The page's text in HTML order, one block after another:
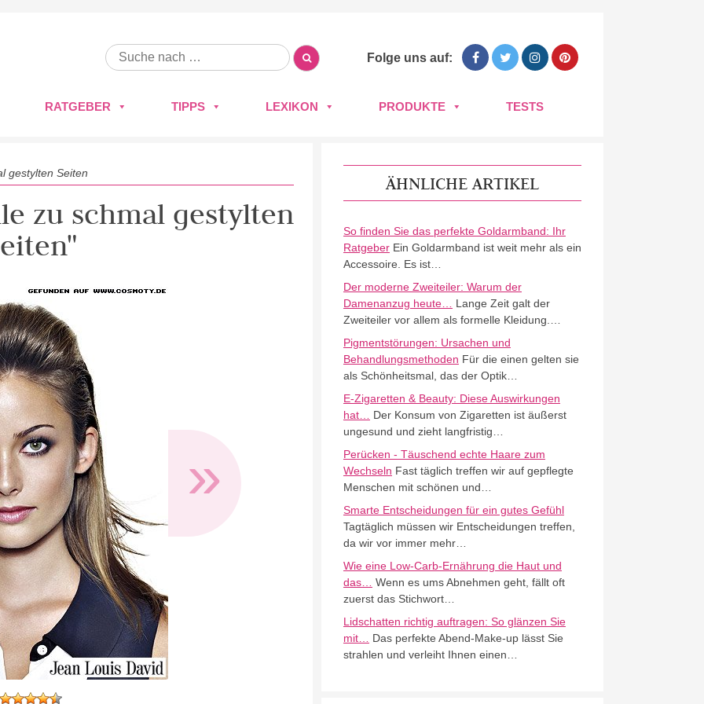
Folge uns auf:
RATGEBER TIPPS LEXIKON PRODUKTE TESTS
gestylten Seiten
zu schmal gestylten
»
ÄHNLICHE ARTIKEL
So finden Sie das perfekte Goldarmband: Ihr
RatgeberEin Goldarmband ist weit mehr als ein
Accessoire. Es ist…
Der moderne Zweiteiler: Warum der
Damenanzug heute…
Lange Zeit galt der
Zweiteiler vor allem als formelle Kleidung.…
Pigmentstörungen: Ursachen und
Behandlungsmethoden Für die einen gelten sie
als Schönheitsmal, das der Optik…
E-Zigaretten & Beauty: Diese Auswirkungen
hat…
Der Konsum von Zigaretten ist äußerst
ungesund und zieht langfristig…
Perücken - Täuschend echte Haare zum
Wechseln Fast täglich treffen wir auf gepflegte
Menschen mit schönen und…
Smarte Entscheidungen für ein gutes Gefühl
Tagtäglich müssen wir Entscheidungen treffen,
da wir vor immer mehr…
Wie eine Low-Carb-Ernährung die Haut und
das…
Wenn es ums Abnehmen geht, fällt oft
zuerst das Stichwort…
Lidschatten richtig auftragen: So glänzen Sie
mit…
Das perfekte Abend-Make-up lässt Sie
strahlen und verleiht Ihnen einen…